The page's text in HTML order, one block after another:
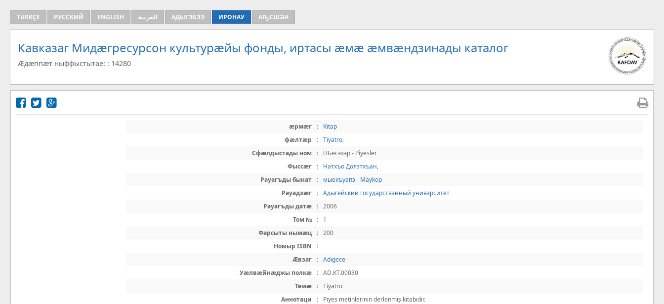
TÜRKÇE РУССКИЙ ENGLISH العربية АДЫГЭБЗЭ ИРОНАУ АҦСШӘА
Кавказаг Мидæгресурсон культурæйы фонды, иртасы æмæ æмвæндзинады каталог
Æдæппæт ныффыстытае: : 14280
æрмæг :
Kitap
фæлтæр
: Tiyatro,
Сфæлдыстады ном
:
ПЬесэхэр - Piyesler
Фыссæг
: Натхъо Долэтхъан,
Рауагъды бынат
:
мыекъуапэ - Maykop
Рауадзæг
:
Адыгейскии государствэнный унивэрситет
Рауагъды датæ
:
2006
Том №
:
1
Фарсыты нымæц
:
200
Номыр ISBN
:
Æвзаг
:
Adıgece
Уæлвæйнæджы полкæ
:
АD.KT.00030
Темæ
:
Tiyatro
Аннотаци
:
Piyes metinlerinin derlenmiş kitabıdır.